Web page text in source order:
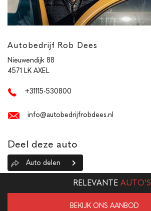
Autobedrijf Rob Dees
Nieuwendijk 88
4571 LK AXEL
+31115-530800
info@autobedrijfrobdees.nl
Deel deze auto
Auto delen
RELEVANTE AUTO’S
BEKIJK ONS AANBOD